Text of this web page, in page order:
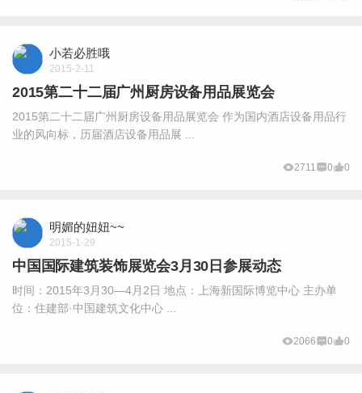
小若必胜哦
2015-2-11
2015第二十二届广州厨房设备用品展览会
2015第二十二届广州厨房设备用品展览会 作为国内酒店设备用品行
业的风向标，历届酒店设备用品展 ...
2711 0 0
明媚的妞妞~~
2015-1-29
中国国际建筑装饰展览会3月30日参展动态
时间：2015年3月30—4月2日 地点：上海新国际博览中心 主办单
位：住建部·中国建筑文化中心 ...
2066 0 0